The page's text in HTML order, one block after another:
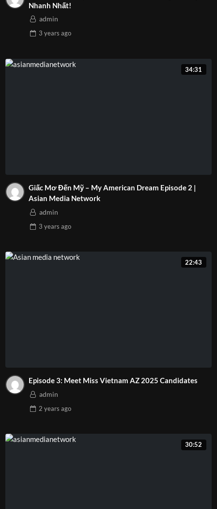
Nhanh Nhất!
admin
3 years ago
34:31
Giấc Mơ Đến Mỹ – My American Dream Episode 2 |
Asian Media Network
admin
3 years ago
22:43
Episode 3: Meet Miss Vietnam AZ 2025 Candidates
admin
2 years ago
30:52